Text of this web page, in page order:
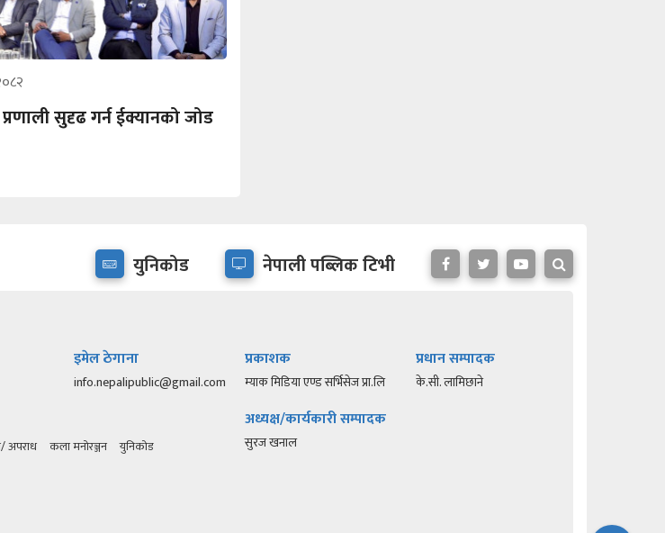
सुदृढ गर्न ईक्यानको जोड
युनिकोड नेपाली पब्लिक टिभी
इमेल ठेगाना
info.nepalipublic@gmail.com
अपराध कला मनोरञ्जन युनिकोड
प्रकाशक
म्याक मिडिया एण्ड सर्भिसेज प्रा.लि
अध्यक्ष/कार्यकारी सम्पादक
सुरज खनाल
प्रधान सम्पादक
के.सी. लामिछाने